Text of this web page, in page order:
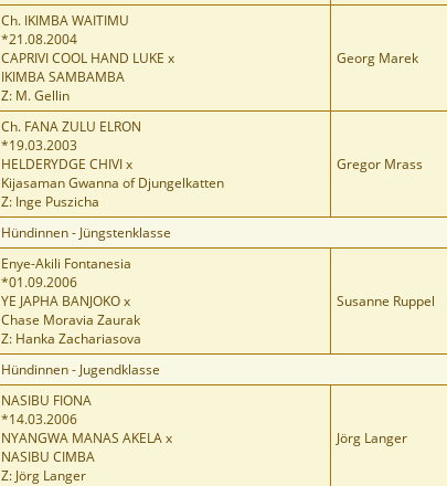
Ch. IKIMBA WAITIMU
*21.08.2004
CAPRIVI COOL HAND LUKE x
IKIMBA SAMBAMBA
Z: M. Gellin
Georg Marek
Ch. FANA ZULU ELRON
*19.03.2003
HELDERYDGE CHIVI x
Kijasaman Gwanna of Djungelkatten
Z: Inge Puszicha
Gregor Mrass
Hündinnen - Jüngstenklasse
Enye-Akili Fontanesia
*01.09.2006
YE JAPHA BANJOKO x
Chase Moravia Zaurak
Z: Hanka Zachariasova
Susanne Ruppel
Hündinnen - Jugendklasse
NASIBU FIONA
*14.03.2006
NYANGWA MANAS AKELA x
NASIBU CIMBA
Z: Jörg Langer
Jörg Langer